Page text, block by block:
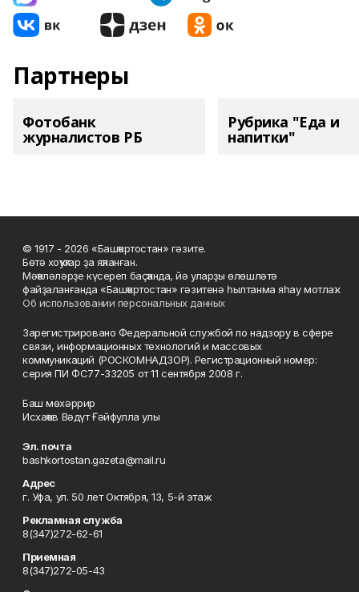
Партнеры
Фотобанк
журналистов РБ
Рубрика "Еда и
напитки"
© 1917 - 2026 «Башҡортостан» гәзите.
Бөтә хоҡуҡтар ҙа яҡланған.
Мәҡәләләрҙе күсереп баҫҡанда, йә уларҙы өлөшләтә
файҙаланғанда «Башҡортостан» гәзитенә һылтанма яһау мотлаҡ.
Об использовании персональных данных
Зарегистрировано Федеральной службой по надзору в сфере
связи, информационных технологий и массовых
коммуникаций (РОСКОМНАДЗОР). Регистрационный номер:
серия ПИ ФС77-33205 от 11 сентября 2008 г.
Баш мөхәррир
Исхаҡов Вәдүт Ғәйфулла улы
Эл. почта
bashkortostan.gazeta@mail.ru
Адрес
г. Уфа, ул. 50 лет Октября, 13, 5-й этаж
Рекламная служба
8(347)272-62-61
Приемная
8(347)272-05-43